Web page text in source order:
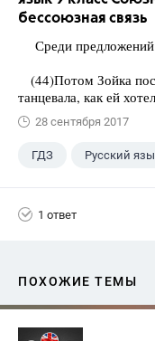
бессоюзная связь
Среди
(44)Потом Зойка
танцевала, как ей
28 сентября 2017
ГДЗ Русский
1 ответ
ПОХОЖИЕ ТЕМЫ